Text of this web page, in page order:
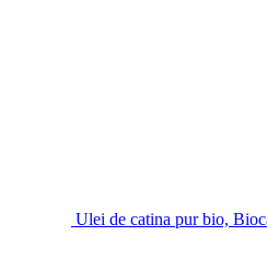
Ulei de catina pur bio,